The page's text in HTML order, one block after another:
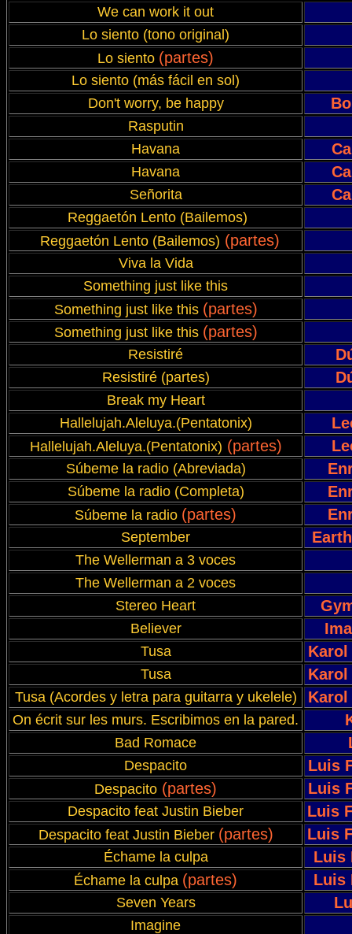
We can work it out
Lo siento (tono original)
Lo siento (partes)
Lo siento (más fácil en sol)
Don't worry, be happy
Rasputin
Havana
Havana
Señorita
Reggaetón Lento (Bailemos)
Reggaetón Lento (Bailemos) (partes)
Viva la Vida
Something just like this
Something just like this (partes)
Something just like this (partes)
Resistiré
Resistiré (partes)
Break my Heart
Hallelujah.Aleluya.(Pentatonix)
Hallelujah.Aleluya.(Pentatonix) (partes)
Súbeme la radio (Abreviada)
Súbeme la radio (Completa)
Súbeme la radio (partes)
September
The Wellerman a 3 voces
The Wellerman a 2 voces
Stereo Heart
Believer
Tusa Karol
Tusa Karol
Tusa (Acordes y letra para guitarra y ukelele) Karol
On écrit sur les murs. Escribimos en la pared.
Bad Romace
Despacito Luis
Despacito (partes) Luis
Despacito feat Justin Bieber Luis
Despacito feat Justin Bieber (partes) Luis
Échame la culpa Luis
Échame la culpa (partes) Luis
Seven Years
Imagine